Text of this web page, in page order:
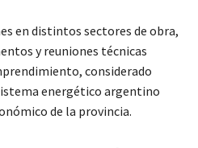
en distintos sectores de obra,
y reuniones técnicas
considerado
energético argentino
de la provincia.